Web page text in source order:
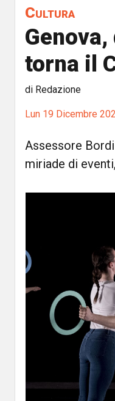
Cultura
torna il
di Redazione
Lun 19 Dicembre
Assessore
miriade di